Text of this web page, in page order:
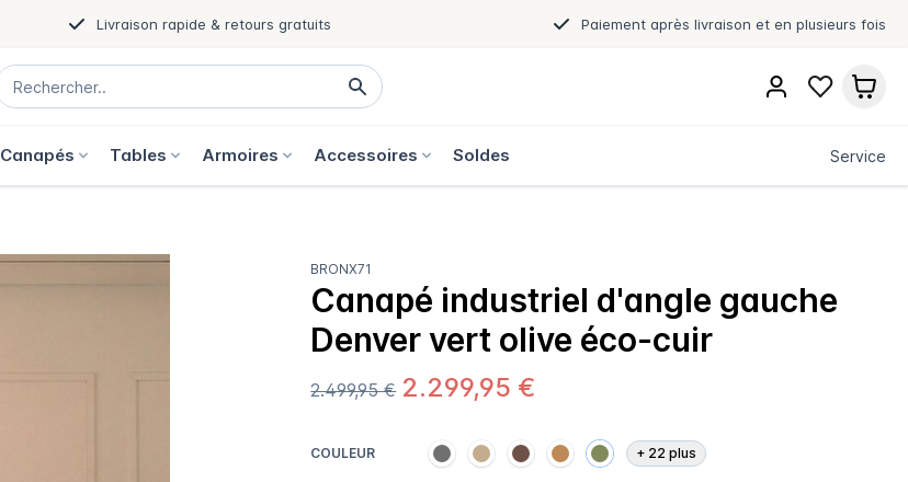
Livraison rapide & retours gratuits Paiement après livraison et en plusieurs fois
Canapés Tables Armoires Accessoires Soldes Service
BRONX71
Canapé industriel d'angle gauche
Denver vert olive éco-cuir
2.499,95 € 2.299,95 €
COULEUR + 22 plus